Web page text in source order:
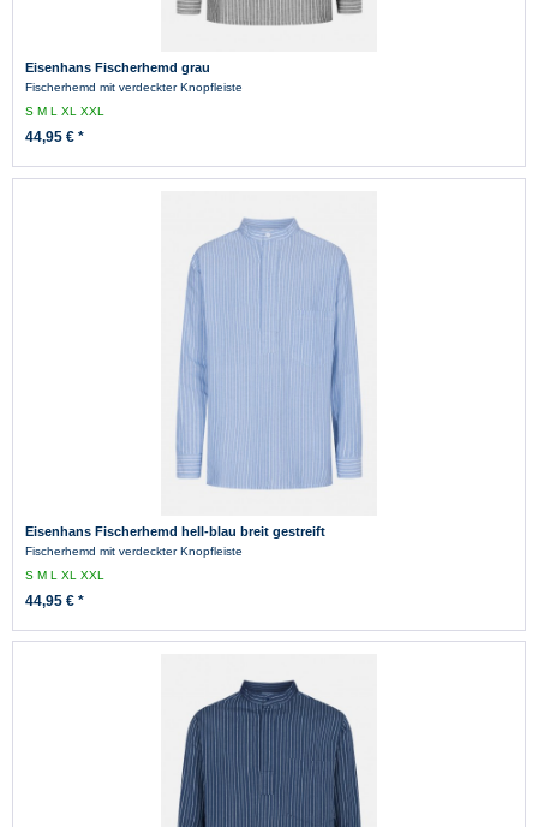
Eisenhans Fischerhemd grau
Fischerhemd mit verdeckter Knopfleiste
SMLXLXXL
44,95 € *
Eisenhans Fischerhemd hell-blau breit gestreift
Fischerhemd mit verdeckter Knopfleiste
SMLXLXXL
44,95 € *